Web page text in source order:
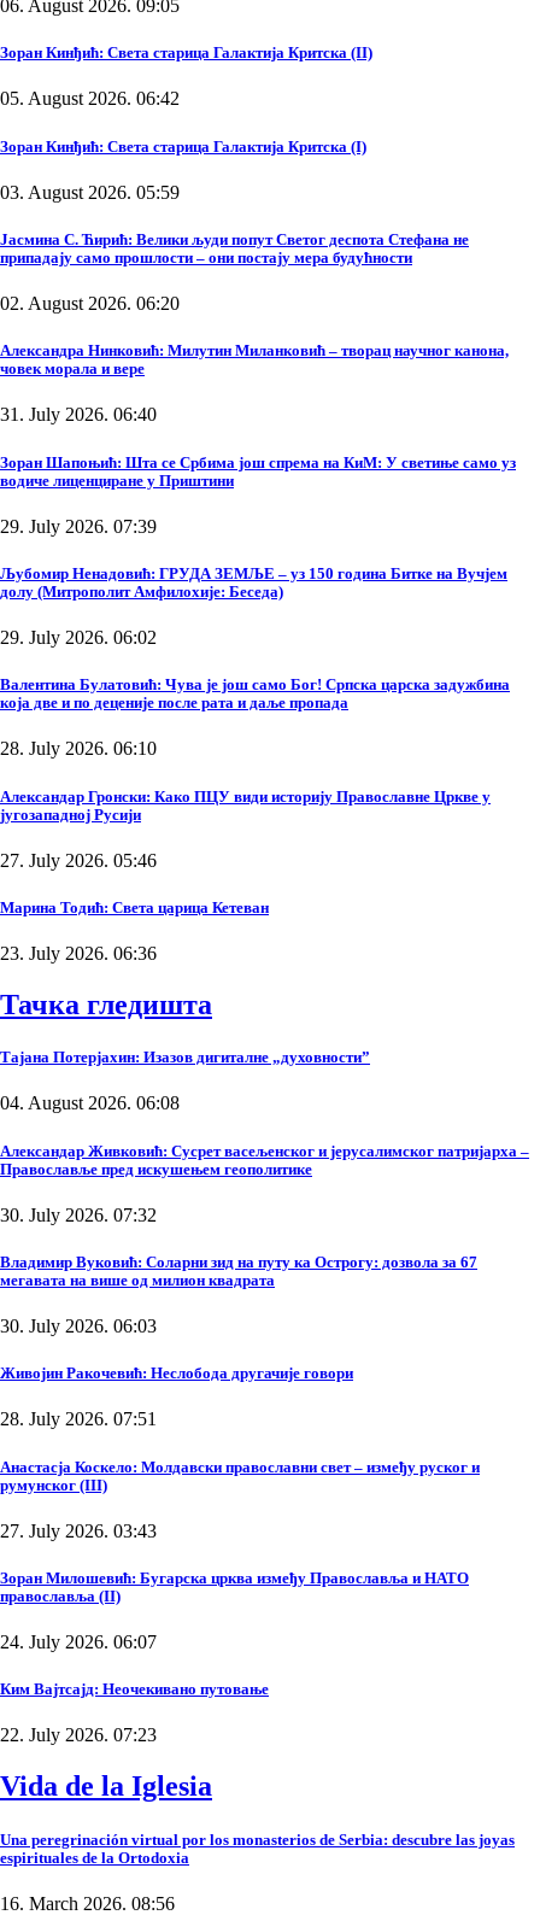
06. August 2026. 09:05
Зоран Кинђић: Света старица Галактија Критска (II)
05. August 2026. 06:42
Зоран Кинђић: Света старица Галактија Критска (I)
03. August 2026. 05:59
Јасмина С. Ћирић: Велики људи попут Светог деспота Стефана не
припадају само прошлости – они постају мера будућности
02. August 2026. 06:20
Александра Нинковић: Милутин Миланковић – творац научног канона,
човек морала и вере
31. July 2026. 06:40
Зоран Шапоњић: Шта се Србима још спрема на КиМ: У светиње само уз
водиче лиценциране у Приштини
29. July 2026. 07:39
Љубомир Ненадовић: ГРУДА ЗЕМЉЕ – уз 150 година Битке на Вучјем
долу (Митрополит Амфилохије: Беседа)
29. July 2026. 06:02
Валентина Булатовић: Чува је још само Бог! Српска царска задужбина
која две и по деценије после рата и даље пропада
28. July 2026. 06:10
Александар Гронски: Како ПЦУ види историју Православне Цркве у
југозападној Русији
27. July 2026. 05:46
Марина Тодић: Света царица Кетеван
23. July 2026. 06:36
Тачка гледишта
Тајана Потерјахин: Изазов дигиталне „духовности”
04. August 2026. 06:08
Александар Живковић: Сусрет васељенског и јерусалимског патријарха –
Православље пред искушењем геополитике
30. July 2026. 07:32
Владимир Вуковић: Соларни зид на путу ка Острогу: дозвола за 67
мегавата на више од милион квадрата
30. July 2026. 06:03
Живојин Ракочевић: Неслобода другачије говори
28. July 2026. 07:51
Анастасја Коскело: Молдавски православни свет – између руског и
румунског (III)
27. July 2026. 03:43
Зоран Милошевић: Бугарска црква између Православља и НАТО
православља (II)
24. July 2026. 06:07
Ким Вајтсајд: Неочекивано путовање
22. July 2026. 07:23
Vida de la Iglesia
Una peregrinación virtual por los monasterios de Serbia: descubre las joyas
espirituales de la Ortodoxia
16. March 2026. 08:56